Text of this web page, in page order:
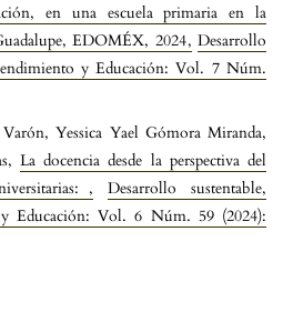
en una escuela primaria en la
EDOMÉX, 2024, Desarrollo
y Educación: Vol. 7 Núm.
Yessica Yael Gómora Miranda,
La docencia desde la perspectiva del
, Desarrollo sustentable,
Educación: Vol. 6 Núm. 59 (2024):